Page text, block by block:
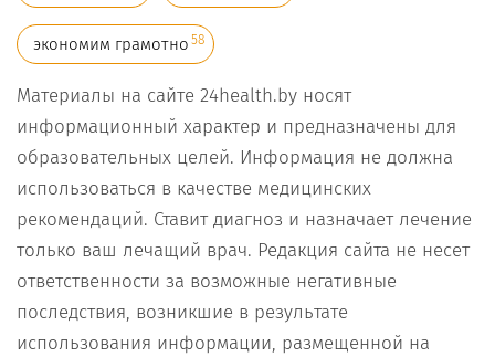
экономим грамотно 58
Материалы на сайте 24health.by носят
информационный характер и предназначены для
образовательных целей. Информация не должна
использоваться в качестве медицинских
рекомендаций. Ставит диагноз и назначает лечение
только ваш лечащий врач. Редакция сайта не несет
ответственности за возможные негативные
последствия, возникшие в результате
использования информации, размещенной на